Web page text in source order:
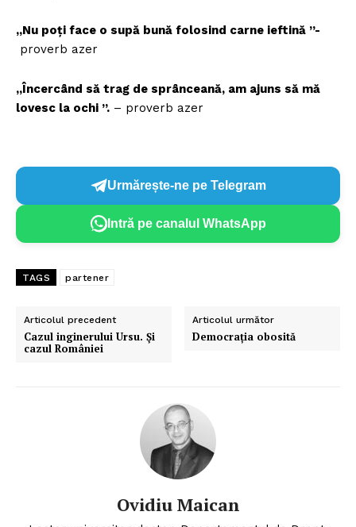
„Nu poți face o supă bună folosind carne ieftină ”-
proverb azer
„Încercând să trag de sprânceană, am ajuns să mă
lovesc la ochi ”. – proverb azer
Urmărește-ne pe Telegram
Intră pe canalul WhatsApp
TAGS partener
Articolul precedent
Cazul inginerului Ursu. Și
cazul României
Articolul următor
Democrația obosită
Ovidiu Maican